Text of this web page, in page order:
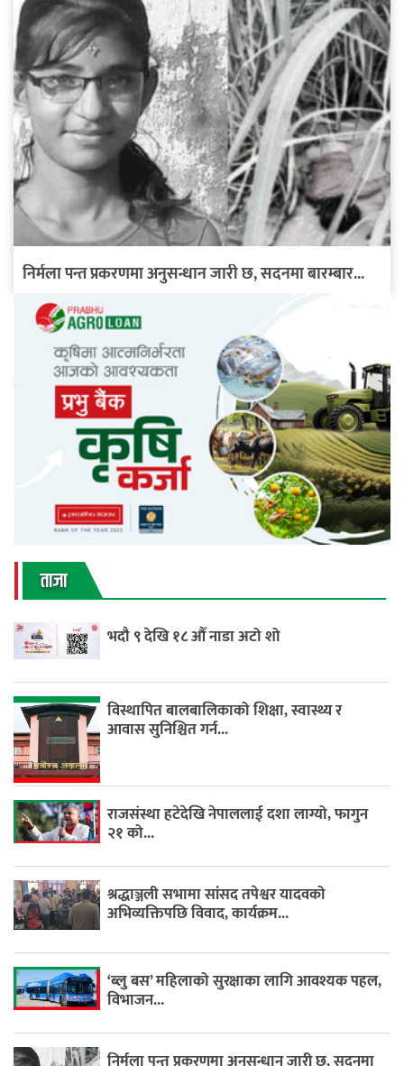
निर्मला पन्त प्रकरणमा अनुसन्धान जारी छ, सदनमा बारम्बार...
ताजा
भदौ ९ देखि १८ औँ नाडा अटो शो
विस्थापित बालबालिकाको शिक्षा, स्वास्थ्य र
आवास सुनिश्चित गर्न...
राजसंस्था हटेदेखि नेपाललाई दशा लाग्यो, फागुन
२१ को...
श्रद्धाञ्जली सभामा सांसद तपेश्वर यादवको
अभिव्यक्तिपछि विवाद, कार्यक्रम...
‘ब्लु बस’ महिलाको सुरक्षाका लागि आवश्यक पहल,
विभाजन...